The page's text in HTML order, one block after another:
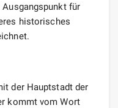
für
historisches
der Hauptstadt der
kommt vom Wort